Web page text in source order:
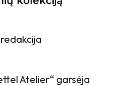
Atelier“ garsėja